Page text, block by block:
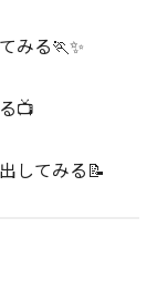
みる🏃✨
📺
してみる📝